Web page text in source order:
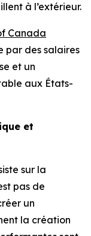
à l’extérieur.
Canada
par des salaires
et un
aux États-
et
sur la
pas de
un
la création